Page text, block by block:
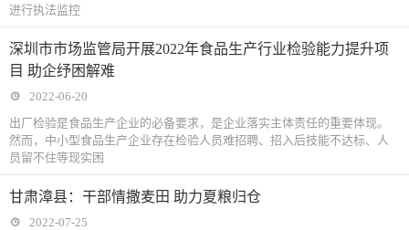
进行执法监控
深圳市市场监管局开展2022年食品生产行业检验能力提升项
目 助企纾困解难
2022-06-20
出厂检验是食品生产企业的必备要求，是企业落实主体责任的重要体现。
然而，中小型食品生产企业存在检验人员难招聘、招入后技能不达标、人
员留不住等现实困
甘肃漳县：干部情撒麦田 助力夏粮归仓
2022-07-25